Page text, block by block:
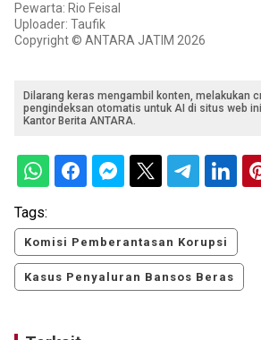
Pewarta: Rio Feisal
Uploader: Taufik
Copyright © ANTARA JATIM 2026
Dilarang keras mengambil konten, melakukan
pengindeksan otomatis untuk AI di situs web
Kantor Berita ANTARA.
Tags:
Komisi Pemberantasan Korupsi
Kasus Penyaluran Bansos Beras